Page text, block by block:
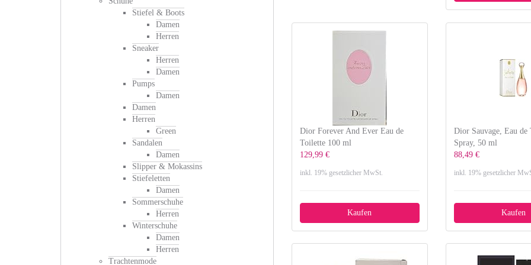
Dior Forever And Ever Eau de
Toilette 100 ml
129,99 €
inkl. 19% gesetzlicher MwSt.
Kaufen
Dior Sauvage, Eau de
Spray, 50 ml
88,49 €
inkl. 19% gesetzlicher
Kaufen
Stiefel & Boots
Damen
Herren
Sneaker
Herren
Damen
Pumps
Damen
Damen
Herren
Green
Sandalen
Damen
Slipper & Mokassins
Stiefeletten
Damen
Sommerschuhe
Herren
Winterschuhe
Damen
Herren
Trachtenmode